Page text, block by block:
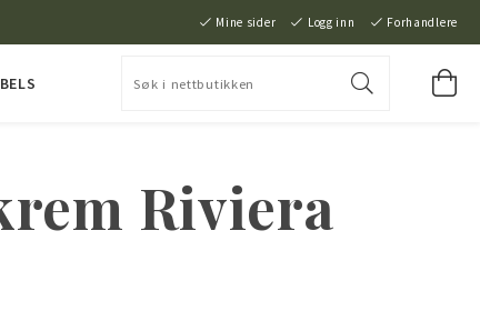
Mine sider Logg inn Forhandlere
Riviera